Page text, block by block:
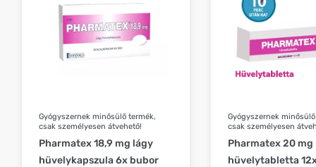
Gyógyszernek minősülő termék,
csak személyesen átvehető!
Pharmatex 18,9 mg lágy
hüvelykapszula 6x bubor
Gyógyszernek
csak személyesen
Pharmatex 20 mg
hüvelytabletta